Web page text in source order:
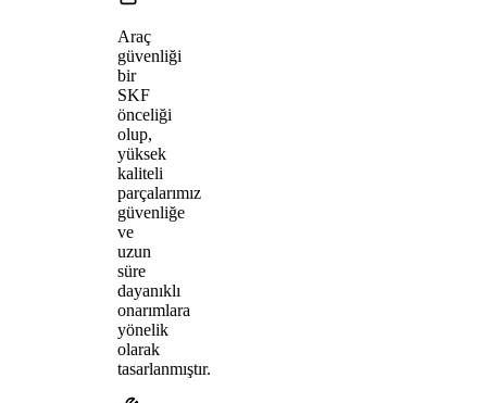
Araç
güvenliği
bir
SKF
önceliği
olup,
yüksek
kaliteli
parçalarımız
güvenliğe
ve
uzun
süre
dayanıklı
onarımlara
yönelik
olarak
tasarlanmıştır.